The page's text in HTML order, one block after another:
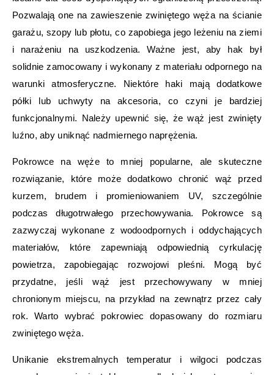
Pozwalają one na zawieszenie zwiniętego węża na ścianie
garażu, szopy lub płotu, co zapobiega jego leżeniu na ziemi
i narażeniu na uszkodzenia. Ważne jest, aby hak był
solidnie zamocowany i wykonany z materiału odpornego na
warunki atmosferyczne. Niektóre haki mają dodatkowe
półki lub uchwyty na akcesoria, co czyni je bardziej
funkcjonalnymi. Należy upewnić się, że wąż jest zwinięty
luźno, aby uniknąć nadmiernego naprężenia.
Pokrowce na węże to mniej popularne, ale skuteczne
rozwiązanie, które może dodatkowo chronić wąż przed
kurzem, brudem i promieniowaniem UV, szczególnie
podczas długotrwałego przechowywania. Pokrowce są
zazwyczaj wykonane z wodoodpornych i oddychających
materiałów, które zapewniają odpowiednią cyrkulację
powietrza, zapobiegając rozwojowi pleśni. Mogą być
przydatne, jeśli wąż jest przechowywany w mniej
chronionym miejscu, na przykład na zewnątrz przez cały
rok. Warto wybrać pokrowiec dopasowany do rozmiaru
zwiniętego węża.
Unikanie ekstremalnych temperatur i wilgoci podczas